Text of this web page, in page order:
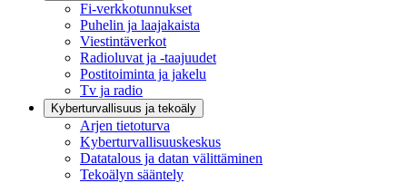
Fi-verkkotunnukset
Puhelin ja laajakaista
Viestintäverkot
Radioluvat ja -taajuudet
Postitoiminta ja jakelu
Tv ja radio
Kyberturvallisuus ja tekoäly
Arjen tietoturva
Kyberturvallisuuskeskus
Datatalous ja datan välittäminen
Tekoälyn sääntely